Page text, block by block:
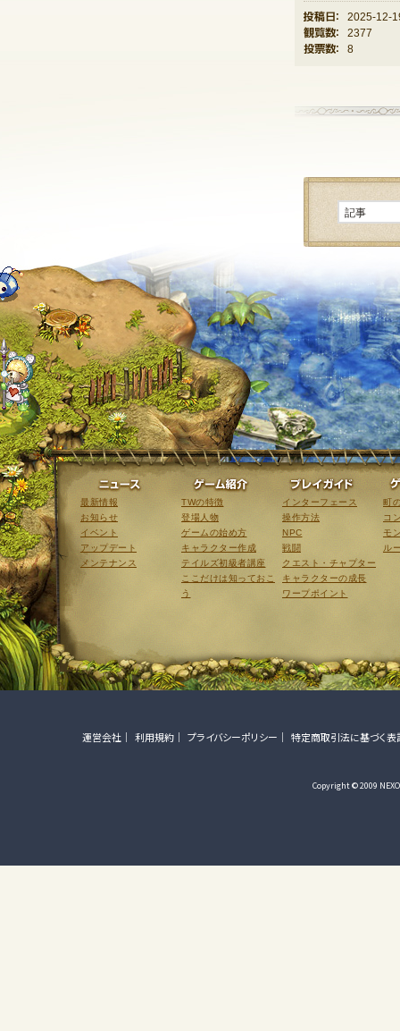
投稿日：
2025-12-
観覧数：
2377
投票数：
8
ニュース
最新情報
お知らせ
イベント
アップデート
メンテナンス
ゲーム紹介
TWの特徴
登場人物
ゲームの始め方
キャラクター作成
テイルズ初級者講座
ここだけは知っておこ
う
インターフェース
操作方法
NPC
戦闘
クエスト・チャプター
キャラクターの成長
ワープポイント
町
コ
モ
ル
運営会社 利用規約 プライバシーポリシー 特定商取引法に基づく表
Copyright © 2009